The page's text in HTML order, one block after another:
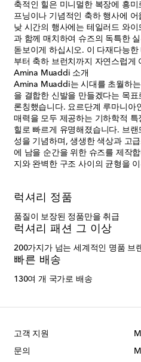
축적인 힐은 미니멀한 복장에 흥
프닝이나 기념적인 축하 행사에
낮 시간의 행사에는 테일러드 와
과 함께 매치하여 슈즈의 독특한
돋보이게 하십시오. 이 다재다능
부터 축하 브런치까지 자연스럽게
Amina Muaddi 소개
Amina Muaddi는 시대를 초월하
을 결합한 신발을 만들겠다는 목
론칭했습니다. 요르단계 루마니아
매력을 모두 제공하는 기하학적
힐로 빠르게 유명해졌습니다. 브
성을 기념하며, 생생한 색상과 고
에 남을 순간을 위한 슈즈를 제작
지와 완벽한 구조 사이의 균형을
럭셔리 정품
품질이 보장된 정품만을 취급
럭셔리 패션 그 이상
200가지가 넘는 세계적인 명품 브
빠른 배송
130여 개 국가로 배송
고객 지원
문의